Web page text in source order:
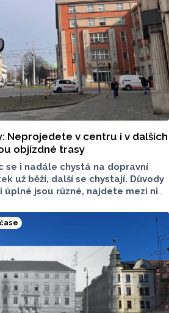
Neprojedete v centru i v dalších
objízdné trasy
se i nadále chystá na dopravní
už běží, další se chystají. Důvody
jsou různé, najdete mezi nimi